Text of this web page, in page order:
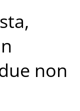
non